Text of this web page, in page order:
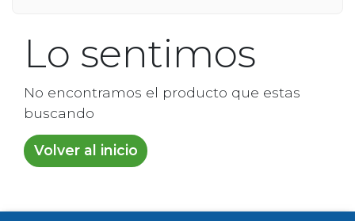
Lo sentimos
No encontramos el producto que estas
buscando
Volver al inicio